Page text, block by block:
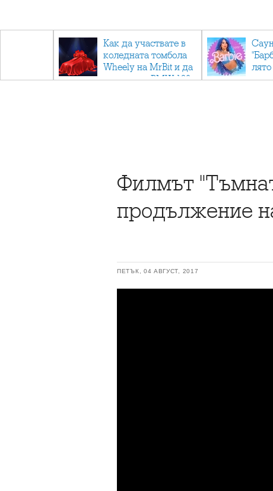
Как да участвате в
коледната томбола
Wheely на MrBit и да
спечелите BMW 120
Филмът
продължение
ПЕТЪК, 04 АВГУСТ, 2017